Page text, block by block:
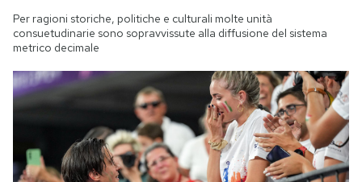
Per ragioni storiche, politiche e culturali molte unità
consuetudinarie sono sopravvissute alla diffusione del sistema
metrico decimale